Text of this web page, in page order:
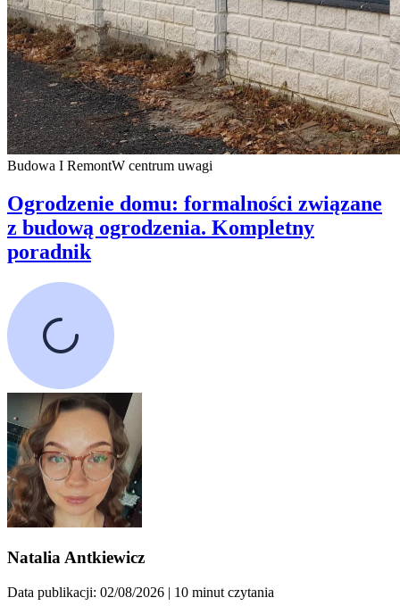
Budowa I RemontW centrum uwagi
Ogrodzenie domu: formalności związane
z budową ogrodzenia. Kompletny
poradnik
Natalia Antkiewicz
Data publikacji: 02/08/2026 | 10 minut czytania